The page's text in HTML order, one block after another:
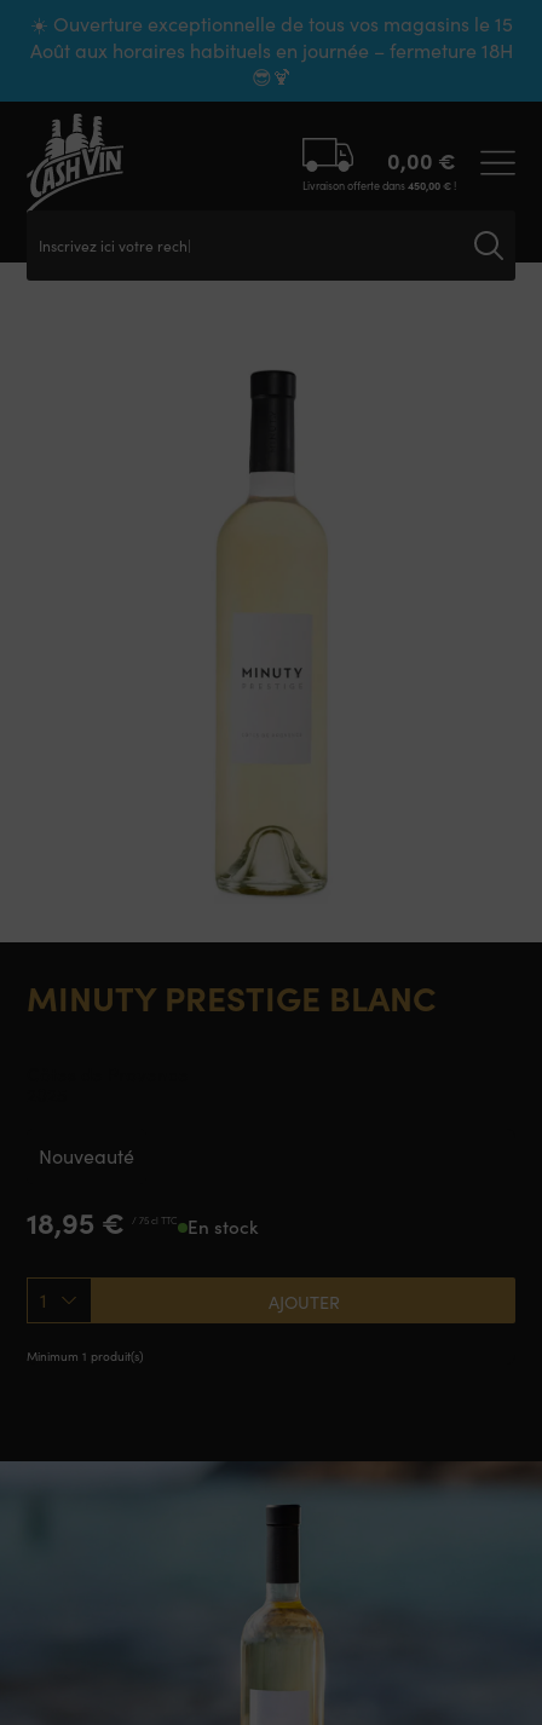
☀️ Ouverture exceptionnelle de tous vos magasins le 15
Août aux horaires habituels en journée – fermeture 18H
😎🍹
Inscrivez ici votre recher
0,00 €
Livraison offerte dans450,00 €!
MINUTY PRESTIGE BLANC
18,95 € / 75 cl TTC En stock
1 AJOUTER
Minimum 1 produit(s)
Nouveauté
Panneau de gestion des cookies